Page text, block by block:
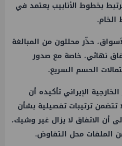
بخطوط الأنابيب يعتمد في
حذّر محللون من المبالغة
نهائي، خاصة مع صدور
الحسم السريع.
الإيراني تأكيده أن
تتضمن ترتيبات تفصيلية بشأن
أن الاتفاق لا يزال غير وشيك،
الملفات محل التفاوض.